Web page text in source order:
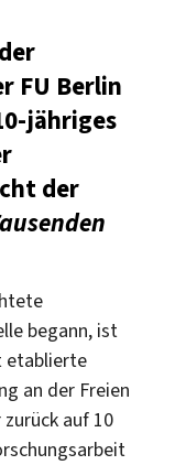
FU Berlin
jähriges
der
begann, ist
etablierte
an der Freien
auf 10